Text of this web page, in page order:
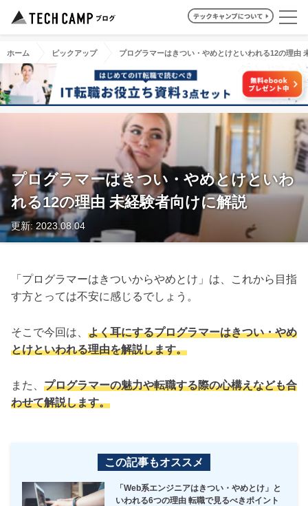
ホーム ピックアップ プログラマーはきつい・やめとけといわれる12の理由
プログラマーはきつい・やめとけといわ
れる12の理由 未経験者向けに解説
更新: 2023.08.04
「プログラマーはきついからやめとけ」は、これから目指
す方とっては不安に感じるでしょう。
そこで今回は、 よく耳にするプログラマーはきつい・やめ
とけといわれる理由を解説します。
また、 プログラマーの魅力や転職する際の心構えなども合
わせて解説します。
この記事もオススメ
「Web系エンジニアはきつい・やめとけ」と
いわれる6つの理由 転職で見るべきポイント